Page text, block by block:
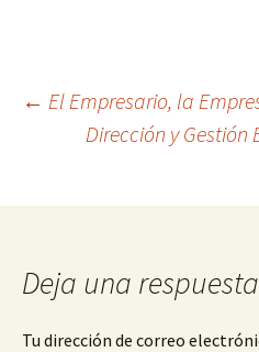
← El Empresario, la
Dirección y
Deja una respuesta
Tu dirección de correo